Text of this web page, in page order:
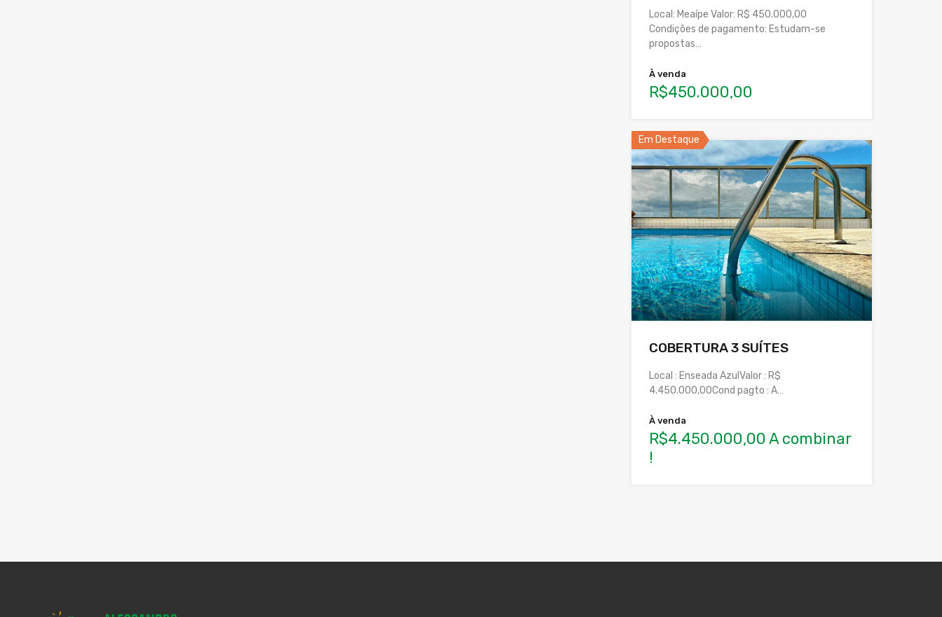
Local: Meaípe Valor: R$ 450.000,00
Condições de pagamento: Estudam-se
propostas…
À venda
R$450.000,00
Em Destaque
COBERTURA 3 SUÍTES
Local : Enseada AzulValor : R$
4.450.000,00Cond pagto : A…
À venda
R$4.450.000,00 A combinar
!